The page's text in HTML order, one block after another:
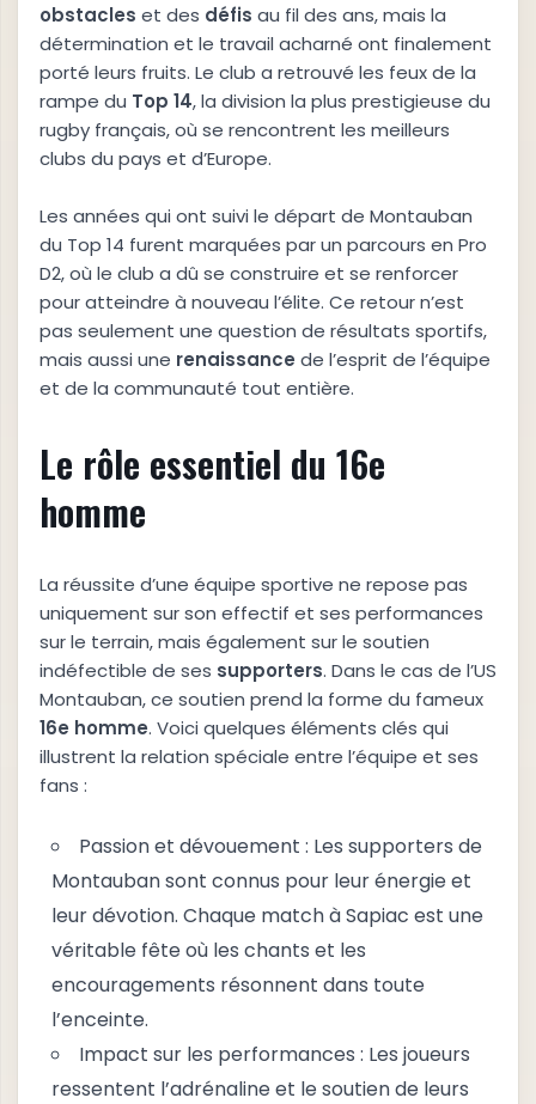
obstacles et des défis au fil des ans, mais la
détermination et le travail acharné ont finalement
porté leurs fruits. Le club a retrouvé les feux de la
rampe du Top 14, la division la plus prestigieuse du
rugby français, où se rencontrent les meilleurs
clubs du pays et d’Europe.
Les années qui ont suivi le départ de Montauban
du Top 14 furent marquées par un parcours en Pro
D2, où le club a dû se construire et se renforcer
pour atteindre à nouveau l’élite. Ce retour n’est
pas seulement une question de résultats sportifs,
mais aussi une renaissance de l’esprit de l’équipe
et de la communauté tout entière.
Le rôle essentiel du 16e
homme
La réussite d’une équipe sportive ne repose pas
uniquement sur son effectif et ses performances
sur le terrain, mais également sur le soutien
indéfectible de ses supporters. Dans le cas de l’US
Montauban, ce soutien prend la forme du fameux
16e homme. Voici quelques éléments clés qui
illustrent la relation spéciale entre l’équipe et ses
fans :
Passion et dévouement : Les supporters de
Montauban sont connus pour leur énergie et
leur dévotion. Chaque match à Sapiac est une
véritable fête où les chants et les
encouragements résonnent dans toute
l’enceinte.
Impact sur les performances : Les joueurs
ressentent l’adrénaline et le soutien de leurs